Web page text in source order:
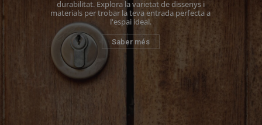
durabilitat. Explora la varietat de dissenys i
materials per trobar la teva entrada perfecta a
l'espai ideal.
Saber més